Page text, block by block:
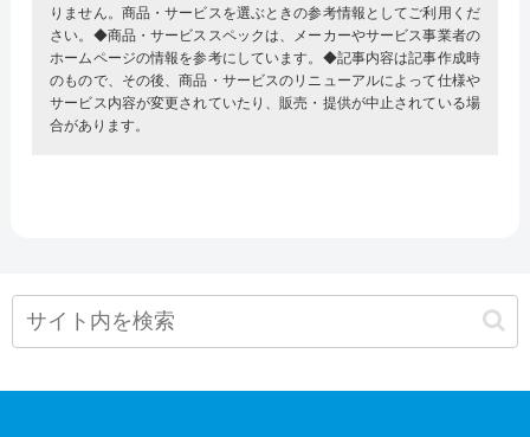
りません。商品・サービスを選ぶときの参考情報としてご利用くだ
さい。◆商品・サービススペックは、メーカーやサービス事業者の
ホームページの情報を参考にしています。◆記事内容は記事作成時
のもので、その後、商品・サービスのリニューアルによって仕様や
サービス内容が変更されていたり、販売・提供が中止されている場
合があります。